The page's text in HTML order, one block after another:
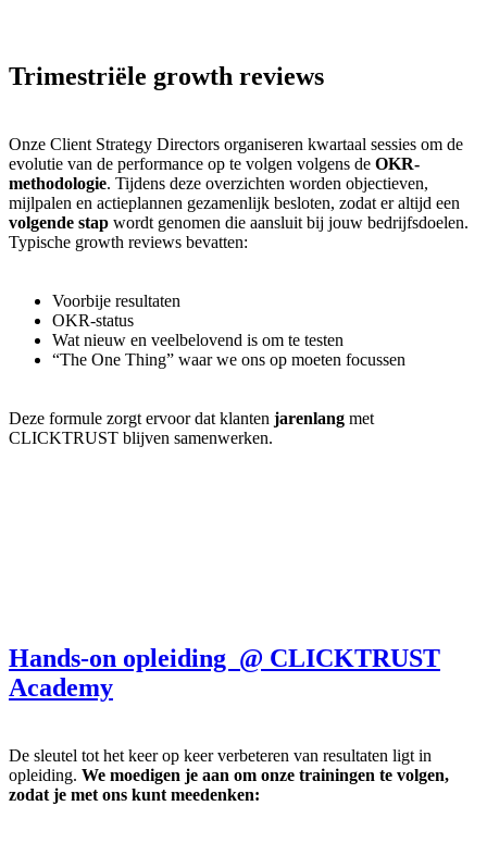
Trimestriële growth reviews
Onze Client Strategy Directors organiseren kwartaal sessies om de
evolutie van de performance op te volgen volgens de OKR-
methodologie. Tijdens deze overzichten worden objectieven,
mijlpalen en actieplannen gezamenlijk besloten, zodat er altijd een
volgende stap wordt genomen die aansluit bij jouw bedrijfsdoelen.
Typische growth reviews bevatten:
Voorbije resultaten
OKR-status
Wat nieuw en veelbelovend is om te testen
“The One Thing” waar we ons op moeten focussen
Deze formule zorgt ervoor dat klanten jarenlang met
CLICKTRUST blijven samenwerken.
Hands-on opleiding @ CLICKTRUST
Academy
De sleutel tot het keer op keer verbeteren van resultaten ligt in
opleiding. We moedigen je aan om onze trainingen te volgen,
zodat je met ons kunt meedenken: